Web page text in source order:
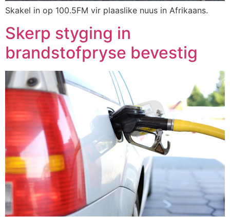
Skakel in op 100.5FM vir plaaslike nuus in Afrikaans.
Skerp styging in
brandstofpryse bevestig